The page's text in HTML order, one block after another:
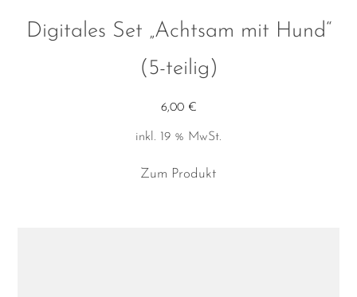
Digitales Set „Achtsam mit Hund“
(5-teilig)
6,00 €
inkl. 19 % MwSt.
Zum Produkt